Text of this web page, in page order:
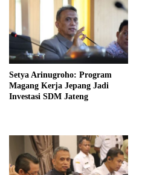
Setya Arinugroho: Program
Magang Kerja Jepang Jadi
Investasi SDM Jateng